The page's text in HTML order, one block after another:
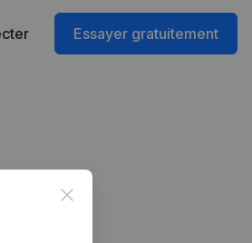
Essayer gratuitement
Close